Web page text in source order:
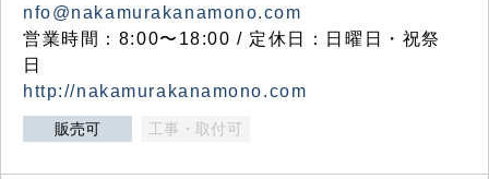
nfo@nakamurakanamono.com
営業時間：8:00〜18:00 / 定休日：日曜日・祝祭
日
http://nakamurakanamono.com
販売可 工事・取付可